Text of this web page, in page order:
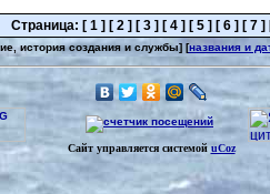
Страница: [ 1 ] [ 2 ] [ 3 ] [ 4 ] [ 5 ] [ 6 ] [ 7 ]
история создания и службы] [названия и
Сайт управляется системойuCoz